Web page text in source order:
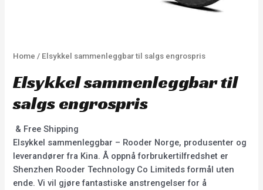
Home / Elsykkel sammenleggbar til salgs engrospris
Elsykkel sammenleggbar til
salgs engrospris
& Free Shipping
Elsykkel sammenleggbar – Rooder Norge, produsenter og
leverandører fra Kina. Å oppnå forbrukertilfredshet er
Shenzhen Rooder Technology Co Limiteds formål uten
ende. Vi vil gjøre fantastiske anstrengelser for å